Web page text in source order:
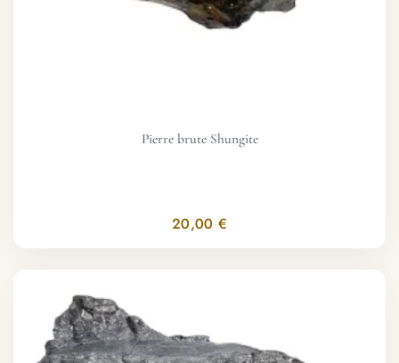
Pierre brute Shungite
20,00 €